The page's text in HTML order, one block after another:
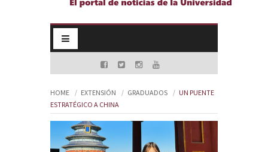
HOME EXTENSIÓN GRADUADOS
UN PUENTE
ESTRATÉGICO A CHINA